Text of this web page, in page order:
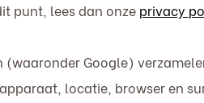
punt, lees dan onze privacy
(waaronder Google)
locatie, browser en